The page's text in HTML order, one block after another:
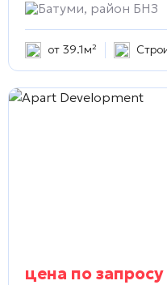
Батуми, район БНЗ
от 39.1м²
цена по запросу